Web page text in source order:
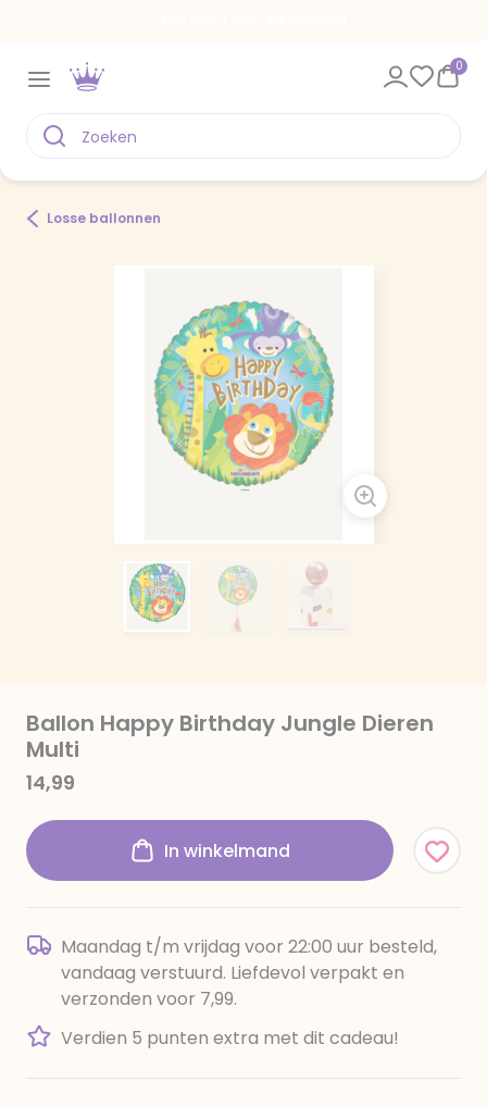
0
Losse ballonnen
Ballon Happy Birthday Jungle Dieren
Multi
14,99
In winkelmand
Maandag t/m vrijdag voor 22:00 uur besteld,
vandaag verstuurd. Liefdevol verpakt en
verzonden voor 7,99.
Verdien 5 punten extra met dit cadeau!